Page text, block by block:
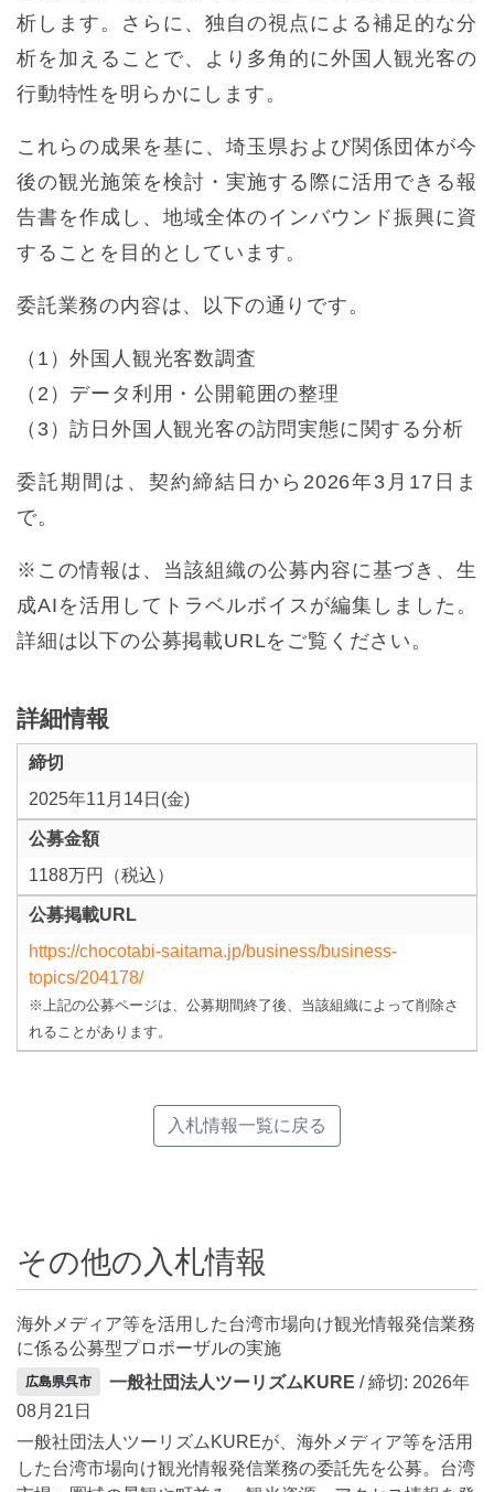
析します。さらに、独自の視点による補足的な分
析を加えることで、より多角的に外国人観光客の
行動特性を明らかにします。
これらの成果を基に、埼玉県および関係団体が今
後の観光施策を検討・実施する際に活用できる報
告書を作成し、地域全体のインバウンド振興に資
することを目的としています。
委託業務の内容は、以下の通りです。
（1）外国人観光客数調査
（2）データ利用・公開範囲の整理
（3）訪日外国人観光客の訪問実態に関する分析
委託期間は、契約締結日から2026年3月17日ま
で。
※この情報は、当該組織の公募内容に基づき、生
成AIを活用してトラベルボイスが編集しました。
詳細は以下の公募掲載URLをご覧ください。
詳細情報
締切
2025年11月14日(金)
公募金額
1188万円（税込）
公募掲載URL
https://chocotabi-saitama.jp/business/business-
topics/204178/
※上記の公募ページは、公募期間終了後、当該組織によって削除さ
れることがあります。
入札情報一覧に戻る
その他の入札情報
海外メディア等を活用した台湾市場向け観光情報発信業務
に係る公募型プロポーザルの実施
広島県呉市 一般社団法人ツーリズムKURE / 締切: 2026年
08月21日
一般社団法人ツーリズムKUREが、海外メディア等を活用
した台湾市場向け観光情報発信業務の委託先を公募。台湾